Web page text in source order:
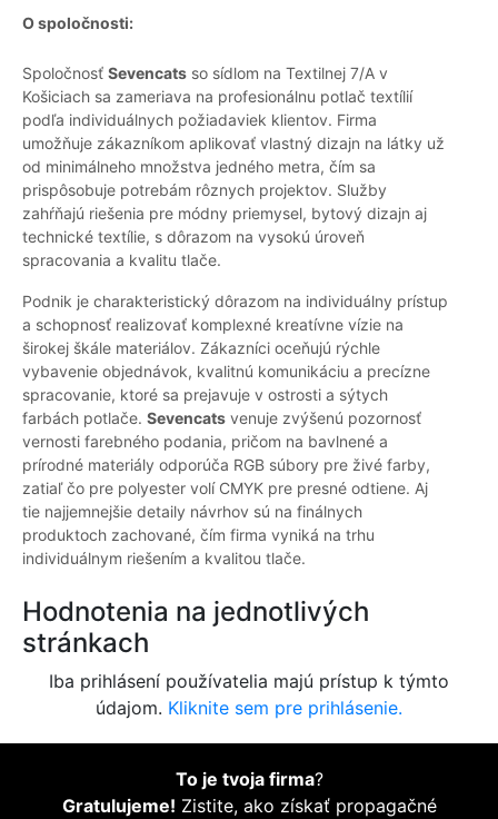
O spoločnosti:
Spoločnosť Sevencats so sídlom na Textilnej 7/A v
Košiciach sa zameriava na profesionálnu potlač textílií
podľa individuálnych požiadaviek klientov. Firma
umožňuje zákazníkom aplikovať vlastný dizajn na látky už
od minimálneho množstva jedného metra, čím sa
prispôsobuje potrebám rôznych projektov. Služby
zahŕňajú riešenia pre módny priemysel, bytový dizajn aj
technické textílie, s dôrazom na vysokú úroveň
spracovania a kvalitu tlače.
Podnik je charakteristický dôrazom na individuálny prístup
a schopnosť realizovať komplexné kreatívne vízie na
širokej škále materiálov. Zákazníci oceňujú rýchle
vybavenie objednávok, kvalitnú komunikáciu a precízne
spracovanie, ktoré sa prejavuje v ostrosti a sýtych
farbách potlače. Sevencats venuje zvýšenú pozornosť
vernosti farebného podania, pričom na bavlnené a
prírodné materiály odporúča RGB súbory pre živé farby,
zatiaľ čo pre polyester volí CMYK pre presné odtiene. Aj
tie najjemnejšie detaily návrhov sú na finálnych
produktoch zachované, čím firma vyniká na trhu
individuálnym riešením a kvalitou tlače.
Hodnotenia na jednotlivých
stránkach
Iba prihlásení používatelia majú prístup k týmto
údajom. Kliknite sem pre prihlásenie.
To je tvoja firma?
Gratulujeme! Zistite, ako získať propagačné